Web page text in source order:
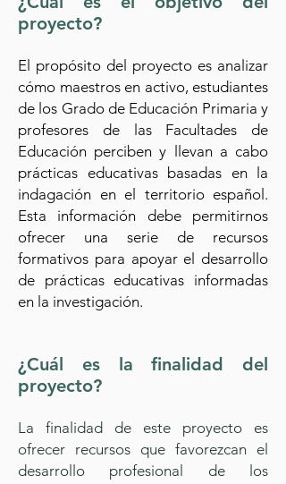
proyecto?
El propósito del proyecto es analizar
cómo maestros en activo, estudiantes
de los Grado de Educación Primaria y
profesores de las Facultades de
Educación perciben y llevan a cabo
prácticas educativas basadas en la
indagación en el territorio español.
Esta información debe permitirnos
ofrecer una serie de recursos
formativos para apoyar el desarrollo
de prácticas educativas informadas
en la investigación.
¿Cuál es la finalidad del
proyecto?
La finalidad de este proyecto es
ofrecer recursos que favorezcan el
desarrollo profesional de los